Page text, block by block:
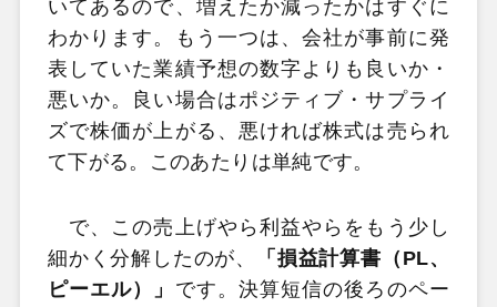
いてあるので、増えたか減ったかはすぐに
わかります。もう一つは、会社が事前に発
表していた業績予想の数字よりも良いか・
悪いか。良い場合はポジティブ・サプライ
ズで株価が上がる、悪ければ株式は売られ
て下がる。このあたりは単純です。
で、この売上げやら利益やらをもう少し
細かく分解したのが、
「損益計算書（PL、
ピーエル）」 です。決算短信の後ろのペー